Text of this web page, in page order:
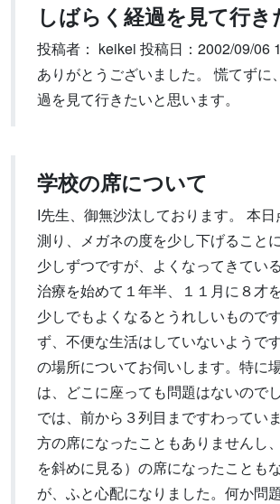
しばらく経過を見て行き
投稿者： keikei 投稿日：2002/09/06
ありがとうございました。 慌てずに
過を見て行きたいと思います。
学校の席について
I先生、御無沙汰しております。 本
測り、メガネの度を少し下げること
少しずつですが、よくなってきてい
治療を始めて１年半、１１月に８才
少しでもよくなるとうれしいもので
ず、不便な生活はしていないようで
の場所についてお伺いします。特に
は、どこに座っても問題はないので
では、前から３列目まですわってい
方の席になったこともありませんし
を斜めに見る）の席になったことも
が、ふと心配になりました。何か問